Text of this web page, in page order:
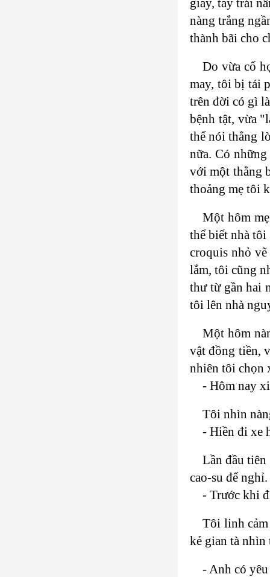
nàng trắng
thành bãi cho
Do vừa cố
may, tôi bị tái
trên đời có gì
bệnh tật, vừa
thể nói thẳng
nữa. Có
với một thằng
thoảng mẹ tôi
Một hôm
thể biết nhà
croquis nhỏ
lắm, tôi cũng
thư từ gần hai
tôi lên nhà
Một hôm
vật đồng tiền,
nhiên tôi chọn
- Hôm nay
Tôi nhìn
- Hiền đi xe
Lần đầu
cao-su để
- Trước khi
Tôi linh
kẻ gian tà nhìn
- Anh có